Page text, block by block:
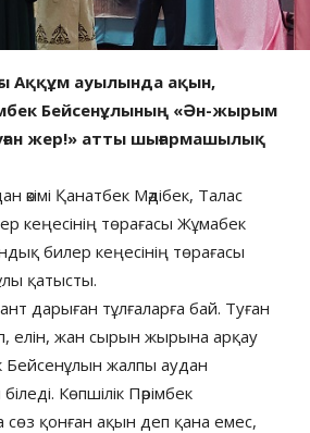
Аққұм ауылында ақын,
Бейсенұлының «Ән-жырым
жер!» атты шығармашылық
Қанатбек Мәдібек, Талас
кеңесінің төрағасы Жұмабек
билер кеңесінің төрағасы
қатысты.
дарыған тұлғаларға бай. Туған
елін, жан сырын жырына арқау
Бейсенұлын жалпы аудан
Көпшілік Пәрімбек
қонған ақын деп қана емес,